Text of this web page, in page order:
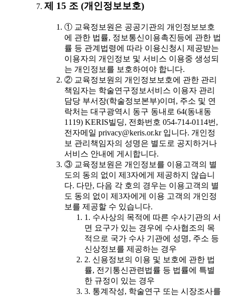
제 15 조 (개인정보보호)
① 교육정보원은 공공기관의 개인정보보호
에 관한 법률, 정보통신이용촉진등에 관한 법
률 등 관계법령에 따라 이용신청시 제공받는
이용자의 개인정보 및 서비스 이용중 생성되
는 개인정보를 보호하여야 합니다.
② 교육정보원의 개인정보보호에 관한 관리
책임자는 학술연구정보서비스 이용자 관리
담당 부서장(학술정보본부)이며, 주소 및 연
락처는 대구광역시 동구 동내로 64(동내동
1119) KERIS빌딩, 전화번호 054-714-0114번,
전자메일 privacy@keris.or.kr 입니다. 개인정
보 관리책임자의 성명은 별도로 공지하거나
서비스 안내에 게시합니다.
③ 교육정보원은 개인정보를 이용고객의 별
도의 동의 없이 제3자에게 제공하지 않습니
다. 다만, 다음 각 호의 경우는 이용고객의 별
도 동의 없이 제3자에게 이용 고객의 개인정
보를 제공할 수 있습니다.
1. 수사상의 목적에 따른 수사기관의 서
면 요구가 있는 경우에 수사협조의 목
적으로 국가 수사 기관에 성명, 주소 등
신상정보를 제공하는 경우
2. 신용정보의 이용 및 보호에 관한 법
률, 전기통신관련법률 등 법률에 특별
한 규정이 있는 경우
3. 통계작성, 학술연구 또는 시장조사를